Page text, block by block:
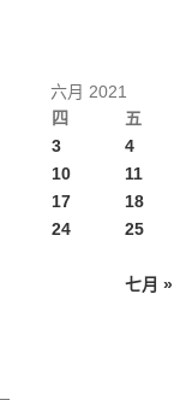
六月 2021
四 五
七月 »
3 4
10 11
17 18
24 25